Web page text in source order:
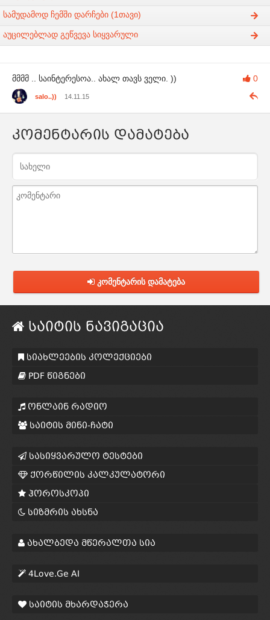
სამუდამოდ ჩემში დარჩები (1თავი)
აუცილებლად გეწვევა სიყვარული
0
მმმმ .. საინტერესოა.. ახალ თავს ველი. ))
salo..)) 14.11.15
კომენტარის დამატება
კომენტარის დამატება
საიტის ნავიგაცია
სიახლეების კოლექციები
PDF წიგნები
ონლაინ რადიო
საიტის მინი-ჩატი
სასიყვარულო ტესტები
ქორწილის კალკულატორი
ჰოროსკოპი
სიზმრის ახსნა
ახალბედა მწერალთა სია
4Love.Ge AI
საიტის მხარდაჭერა